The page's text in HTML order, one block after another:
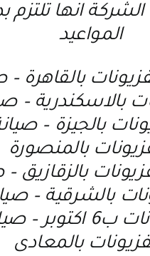
انها تلتزم
المواعيد
بالقاهرة –
بالاسكندرية –
بالجيزة –
بالمنصورة
بالزقازيق –
بالشرقية –
تليفزيونات ب6 اكتوبر
بالمعادى